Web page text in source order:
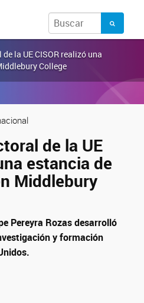
la UE CISOR realizó una
College
de la UE
estancia de
Middlebury
Pereyra Rozas desarrolló
y formación
Twitter